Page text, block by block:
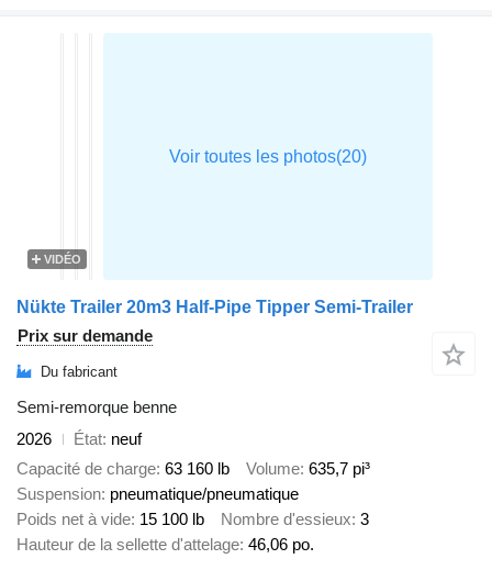
VIDÉO
Nükte Trailer 20m3 Half-Pipe Tipper Semi-Trailer
Prix sur demande
Du fabricant
Semi-remorque benne
2026
État neuf
Capacité de charge 63 160 lb Volume 635,7 pi³
Suspension pneumatique/pneumatique
Poids net à vide 15 100 lb Nombre d'essieux 3
Hauteur de la sellette d'attelage 46,06 po.